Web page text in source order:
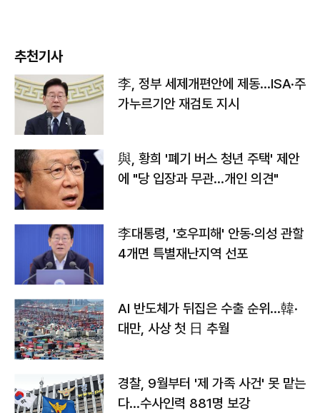
추천기사
李, 정부 세제개편안에 제동…ISA·주
가누르기안 재검토 지시
與, 황희 '폐기 버스 청년 주택' 제안
에 "당 입장과 무관…개인 의견"
李대통령, '호우피해' 안동·의성 관할
4개면 특별재난지역 선포
AI 반도체가 뒤집은 수출 순위…韓·
대만, 사상 첫 日 추월
경찰, 9월부터 '제 가족 사건' 못 맡는
다…수사인력 881명 보강